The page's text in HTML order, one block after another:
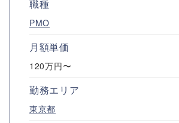
職種
PMO
月額単価
120万円〜
勤務エリア
東京都